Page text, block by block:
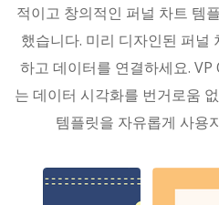
적이고 창의적인 퍼널 차트 템
했습니다. 미리 디자인된 퍼널
하고 데이터를 연결하세요.
는 데이터 시각화를 번거로움
템플릿을 자유롭게 사용